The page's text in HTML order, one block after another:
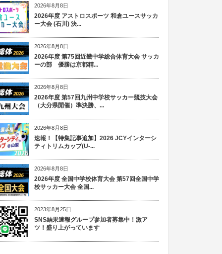
2026年8月8日
2026年度 アストロスポーツ 和倉ユースサッカ
ー大会 (石川) 決...
2026年8月8日
2026年度 第75回近畿中学総合体育大会 サッカ
ーの部 優勝は京都精...
2026年8月8日
2026年度 第57回九州中学校サッカー競技大会
（大分県開催）準決勝、...
2026年8月8日
速報！【特集記事追加】2026 JCYインターシ
ティトリムカップ(U-...
2026年8月8日
2026年度 全国中学校体育大会 第57回全国中学
校サッカー大会 全国...
2023年8月25日
SNS結果速報グループ参加者募集中！激ア
ツ！盛り上がっています